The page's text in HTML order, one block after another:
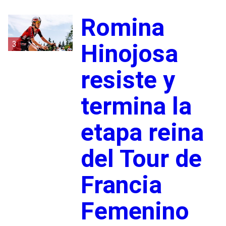
3
Romina
Hinojosa
resiste y
termina la
etapa reina
del Tour de
Francia
Femenino